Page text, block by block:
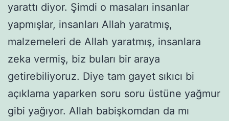
yarattı diyor. Şimdi o masaları insanlar
yapmışlar, insanları Allah yaratmış,
malzemeleri de Allah yaratmış, insanlara
zeka vermiş, biz buları bir araya
getirebiliyoruz. Diye tam gayet sıkıcı bi
açıklama yaparken soru soru üstüne yağmur
gibi yağıyor. Allah babişkomdan da mı